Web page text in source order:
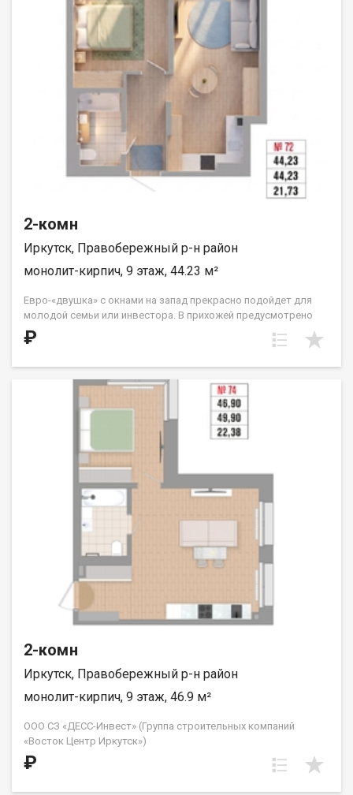
2-комн
Иркутск, Правобережный р-н район
монолит-кирпич, 9 этаж, 44.23 м²
Евро-«двушка» с окнами на запад прекрасно подойдет для
молодой семьи или инвестора. В прихожей предусмотрено
место для вместительной гардеробной комнаты, которая
спрячет в себя не только сезонные вещи, но и спортивное или
правильной прямоугольной формы, одна из спален в части
этажей имеет выход на французский балкон с видом на ул.
Култукскую и исторический центр города. ООО СЗ «ДЕСС-
Инвест» (Группа строительных компаний «Восток Центр
₽
2-комн
Иркутск, Правобережный р-н район
монолит-кирпич, 9 этаж, 46.9 м²
ООО СЗ «ДЕСС-Инвест» (Группа строительных компаний
«Восток Центр Иркутск»)
₽